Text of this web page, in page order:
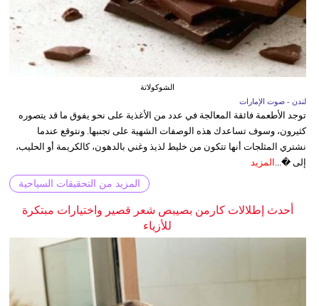
الشوكولاتة
لندن - صوت الإمارات
توجد الأطعمة فائقة المعالجة في عدد من الأغذية على نحو يفوق ما قد يتصوره
كثيرون، وسوف تساعدك هذه الوصفات الشهية على تجنبها. ونتوقع عندما
نشتري المثلجات أنها تتكون من خليط لذيذ وغني بالدهون، كالكريمة أو الحليب،
إلى �... المزيد
المزيد من التحقيقات السياحية
أحدث إطلالات كارمن بصيبص شعر قصير واختيارات مبتكرة
للأزياء